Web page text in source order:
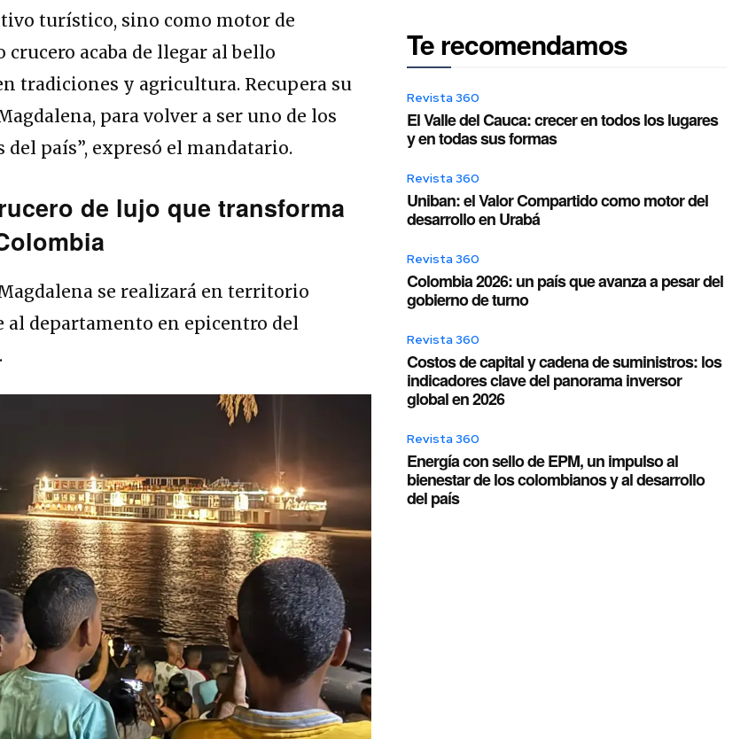
turístico, sino como motor de
acaba de llegar al bello
tradiciones y agricultura. Recupera su
para volver a ser uno de los
país”, expresó el mandatario.
de lujo que transforma
se realizará en territorio
al departamento en epicentro del
Te recomendamos
Revista 360
El Valle del Cauca: crecer en todos los lugares
y en todas sus formas
Revista 360
Uniban: el Valor Compartido como motor del
desarrollo en Urabá
Revista 360
Colombia 2026: un país que avanza a pesar del
gobierno de turno
Revista 360
Costos de capital y cadena de suministros: los
indicadores clave del panorama inversor
global en 2026
Revista 360
Energía con sello de EPM, un impulso al
bienestar de los colombianos y al desarrollo
del país